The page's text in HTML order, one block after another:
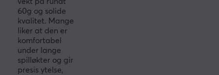
DIMENSJON & VEKT
Bredde
65 mm
Dybde
123 mm
60g og solide
kvalitet. Mange
liker at den er
komfortabel
under lange
spilløkter og gir
presis ytelse,